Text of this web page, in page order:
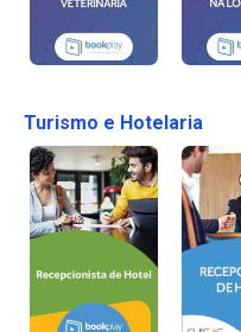
Turismo e Hotelaria